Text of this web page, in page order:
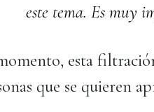
este tema. Es muy
esta
que se quieren